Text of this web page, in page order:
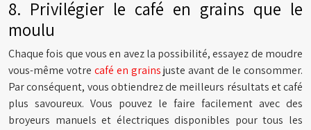
8. Privilégier le café en grains que le
moulu
Chaque fois que vous en avez la possibilité, essayez de moudre
vous-même votre café en grainsjuste avant de le consommer.
Par conséquent, vous obtiendrez de meilleurs résultats et café
plus savoureux. Vous pouvez le faire facilement avec des
broyeurs manuels et électriques disponibles pour tous les